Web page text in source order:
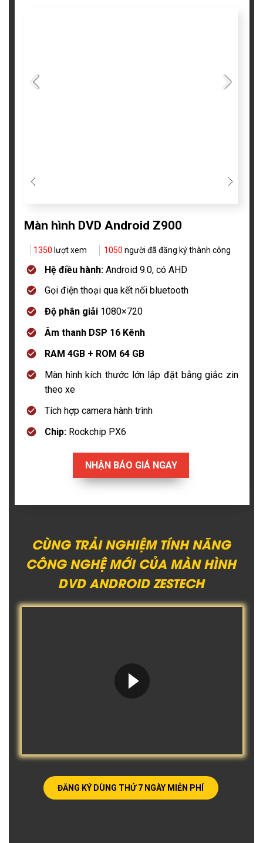
Màn hình DVD Android Z900
1050 người đã đăng ký thành công
1350 lượt xem
NHẬN BÁO GIÁ NGAY
Chip: Rockchip PX6
Hệ điều hành: Android 9.0, có AHD
Gọi điện thoại qua kết nối bluetooth
Tích hợp camera hành trình
Màn hình kích thước lớn lắp đặt bằng giắc zin
theo xe
Độ phân giải 1080×720
RAM 4GB + ROM 64 GB
Âm thanh DSP 16 Kênh
CÙNG TRẢI NGHIỆM TÍNH NĂNG
CÔNG NGHỆ MỚI CỦA MÀN HÌNH
DVD ANDROID ZESTECH
ĐĂNG KÝ DÙNG THỬ 7 NGÀY MIỄN PHÍ